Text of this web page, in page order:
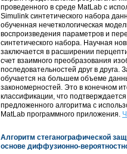
проведенного в среде MatLab с
Simulink синтетического набора
обученная нечеткологическая
воспроизведения параметров и
синтетического набора. Научная
заключается в расширении
счет взаимного преобразования
последовательностей друг в друга.
обучается на большем объеме
закономерностей. Это в конечном
классификации, что
предложенного алгоритма с
MatLab программного приложения.
Алгоритм стеганографической
основе диффузионно-